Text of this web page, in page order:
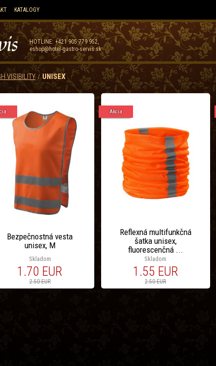
KATALOGY
HOTLINE: +421 905 779 952,
eshop@hotel-gastro-servis.sk
VISIBILITY UNISEX
Bezpečnostná vesta
unisex, M
Skladom
1.70 EUR
2.50 EUR
Akcia
Reflexná multifunkčná
šatka unisex,
fluorescenčná ...
Skladom
1.55 EUR
2.50 EUR